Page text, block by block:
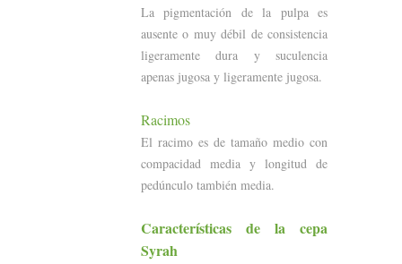
La pigmentación de la pulpa es
ausente o muy débil de consistencia
ligeramente dura y suculencia
apenas jugosa y ligeramente jugosa.
Racimos
El racimo es de tamaño medio con
compacidad media y longitud de
pedúnculo también media.
Características de la cepa
Syrah